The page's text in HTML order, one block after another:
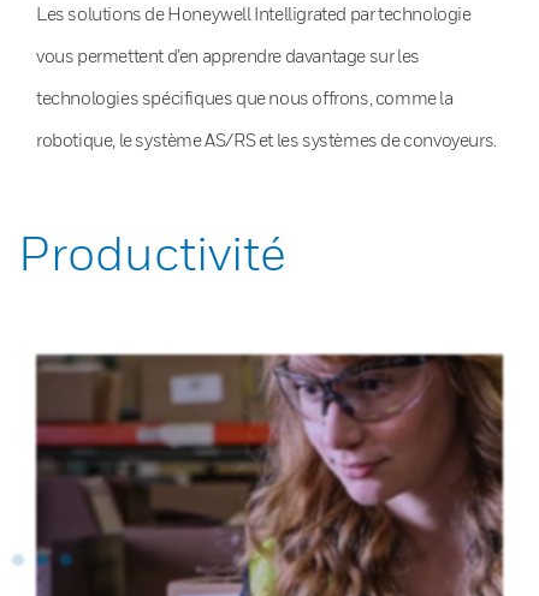
Les solutions de Honeywell Intelligrated par technologie
vous permettent d’en apprendre davantage sur les
technologies spécifiques que nous offrons, comme la
robotique, le système AS/RS et les systèmes de convoyeurs.
Productivité